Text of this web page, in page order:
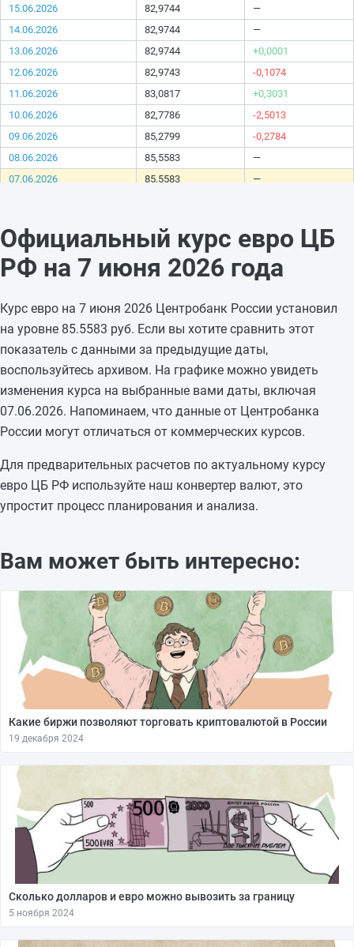
15.06.2026
82,9744
—
14.06.2026
82,9744
—
13.06.2026
82,9744
+0,0001
12.06.2026
82,9743
-0,1074
11.06.2026
83,0817
+0,3031
10.06.2026
82,7786
-2,5013
09.06.2026
85,2799
-0,2784
08.06.2026
85,5583
—
07.06.2026
85,5583
—
04.06.2026
85,1244
+0,5147
03.06.2026
84,6097
-1,6403
01.06.2026
82,637
—
31.05.2026
82,637
—
30.05.2026
82,637
-1,0523
29.05.2026
83,6893
+0,9668
28.05.2026
82,7225
-0,5751
27.05.2026
83,2976
-2,1518
26.05.2026
85,4494
+2,9048
24.05.2026
Официальный курс евро ЦБ
РФ на 7 июня 2026 года
Курс евро на 7 июня 2026 Центробанк России установил
на уровне 85.5583 руб. Если вы хотите сравнить этот
показатель с данными за предыдущие даты,
воспользуйтесь архивом. На графике можно увидеть
изменения курса на выбранные вами даты, включая
07.06.2026. Напоминаем, что данные от Центробанка
России могут отличаться от коммерческих курсов.
Для предварительных расчетов по актуальному курсу
евро ЦБ РФ используйте наш конвертер валют, это
упростит процесс планирования и анализа.
Вам может быть интересно:
Какие биржи позволяют торговать криптовалютой в России
19 декабря 2024
Сколько долларов и евро можно вывозить за границу
5 ноября 2024